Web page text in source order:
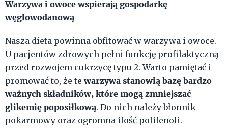
Warzywa i owoce wspierają gospodarkę
węglowodanową
Nasza dieta powinna obfitować w warzywa i owoce.
U pacjentów zdrowych pełni funkcję profilaktyczną
przed rozwojem cukrzycę typu 2. Warto pamiętać i
promować to, że tewarzywa stanowią bazę bardzo
ważnych składników, które mogą zmniejszać
glikemię poposiłkową. Do nich należy błonnik
pokarmowy oraz ogromna ilość polifenoli.